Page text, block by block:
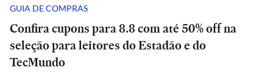
GUIA DE COMPRAS
Confira cupons para 8.8 com até 50% off na
seleção para leitores do Estadão e do
TecMundo